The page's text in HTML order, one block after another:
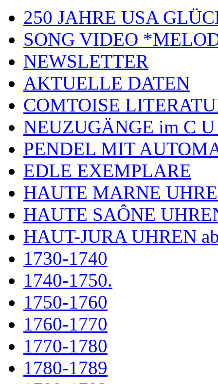
250 JAHRE USA
SONG VIDEO
NEWSLETTER
AKTUELLE DATEN
COMTOISE
NEUZUGÄNGE im C
PENDEL MIT
EDLE EXEMPLARE
HAUTE MARNE
HAUTE SAÔNE
HAUT-JURA UHREN
1730-1740
1740-1750.
1750-1760
1760-1770
1770-1780
1780-1789